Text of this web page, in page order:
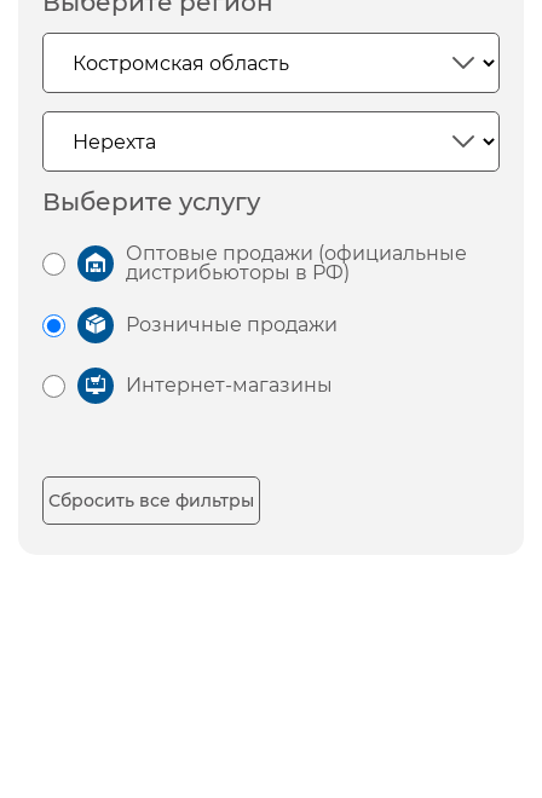
Выберите услугу
Оптовые продажи (официальные
дистрибьюторы в РФ)
Розничные продажи
Интернет-магазины
Сбросить все фильтры